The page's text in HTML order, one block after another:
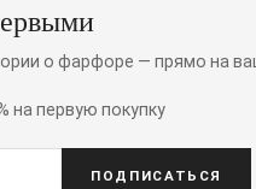
о фарфоре — прямо на
на первую покупку
ПОДПИСАТЬСЯ